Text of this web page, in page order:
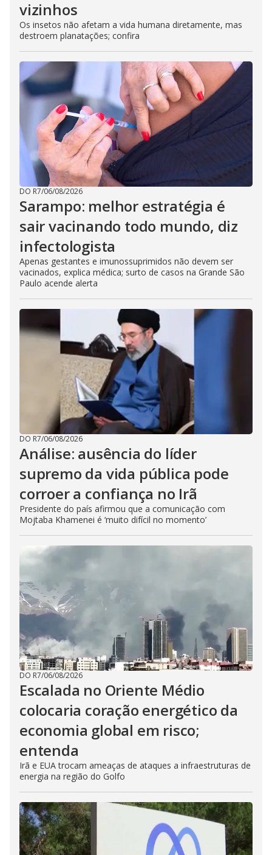
vizinhos
Os insetos não afetam a vida humana diretamente, mas
destroem planatações; confira
DO R7/06/08/2026
Sarampo: melhor estratégia é
sair vacinando todo mundo, diz
infectologista
Apenas gestantes e imunossuprimidos não devem ser
vacinados, explica médica; surto de casos na Grande São
Paulo acende alerta
DO R7/06/08/2026
Análise: ausência do líder
supremo da vida pública pode
corroer a confiança no Irã
Presidente do país afirmou que a comunicação com
Mojtaba Khamenei é ‘muito difícil no momento’
DO R7/06/08/2026
Escalada no Oriente Médio
colocaria coração energético da
economia global em risco;
entenda
Irã e EUA trocam ameaças de ataques a infraestruturas de
energia na região do Golfo